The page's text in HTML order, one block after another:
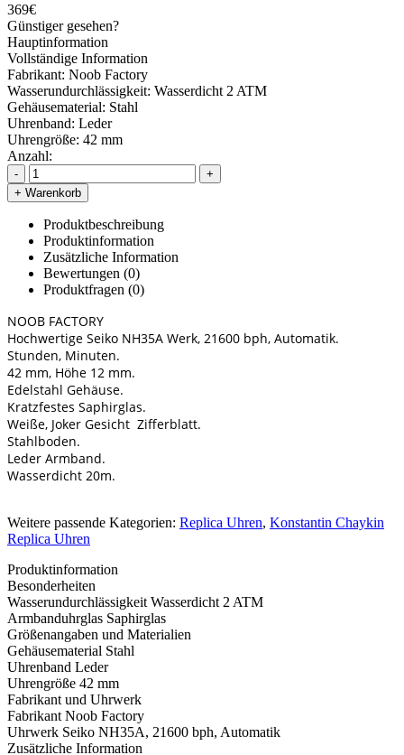
369€
Günstiger gesehen?
Hauptinformation
Vollständige Information
Fabrikant: Noob Factory
Wasserundurchlässigkeit: Wasserdicht 2 ATM
Gehäusematerial: Stahl
Uhrenband: Leder
Uhrengröße: 42 mm
Anzahl:
-
+
+ Warenkorb
Produktbeschreibung
Produktinformation
Zusätzliche Information
Bewertungen (0)
Produktfragen (0)
NOOB FACTORY
Hochwertige Seiko NH35A Werk, 21600 bph, Automatik.
Stunden, Minuten.
42 mm, Höhe 12 mm.
Edelstahl Gehäuse.
Kratzfestes Saphirglas.
Weiße, Joker Gesicht Zifferblatt.
Stahlboden.
Leder Armband.
Wasserdicht 20m.
Weitere passende Kategorien: Replica Uhren, Konstantin Chaykin
Replica Uhren
Produktinformation
Besonderheiten
Wasserundurchlässigkeit Wasserdicht 2 ATM
Armbanduhrglas Saphirglas
Größenangaben und Materialien
Gehäusematerial Stahl
Uhrenband Leder
Uhrengröße 42 mm
Fabrikant und Uhrwerk
Fabrikant Noob Factory
Uhrwerk Seiko NH35A, 21600 bph, Automatik
Zusätzliche Information